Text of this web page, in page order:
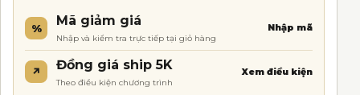
% Mã giảm giá
Nhập và kiểm tra trực tiếp tại giỏ hàng
Nhập mã
↗ Đồng giá ship 5K
Theo điều kiện chương trình
Xem điều kiện